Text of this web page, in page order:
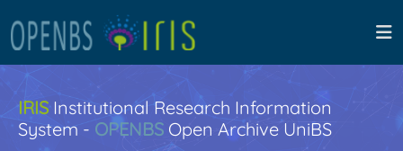
IRISInstitutional Research Information
System - OPENBS Open Archive UniBS